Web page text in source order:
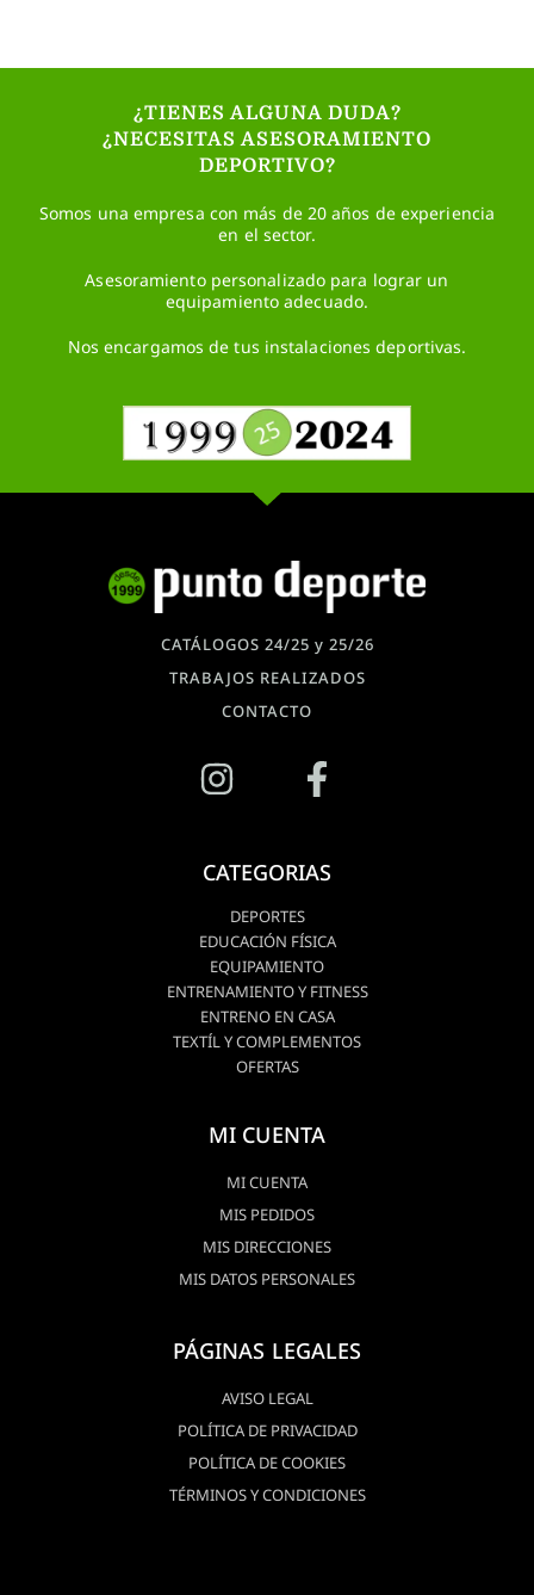
¿TIENES ALGUNA DUDA?
¿NECESITAS ASESORAMIENTO
DEPORTIVO?
Somos una empresa con más de 20 años de experiencia
en el sector.
Asesoramiento personalizado para lograr un
equipamiento adecuado.
Nos encargamos de tus instalaciones deportivas.
CATÁLOGOS 24/25 y 25/26
TRABAJOS REALIZADOS
CONTACTO
CATEGORIAS
DEPORTES
EDUCACIÓN FÍSICA
EQUIPAMIENTO
ENTRENAMIENTO Y FITNESS
ENTRENO EN CASA
TEXTÍL Y COMPLEMENTOS
OFERTAS
MI CUENTA
MI CUENTA
MIS PEDIDOS
MIS DIRECCIONES
MIS DATOS PERSONALES
PÁGINAS LEGALES
AVISO LEGAL
POLÍTICA DE PRIVACIDAD
POLÍTICA DE COOKIES
TÉRMINOS Y CONDICIONES